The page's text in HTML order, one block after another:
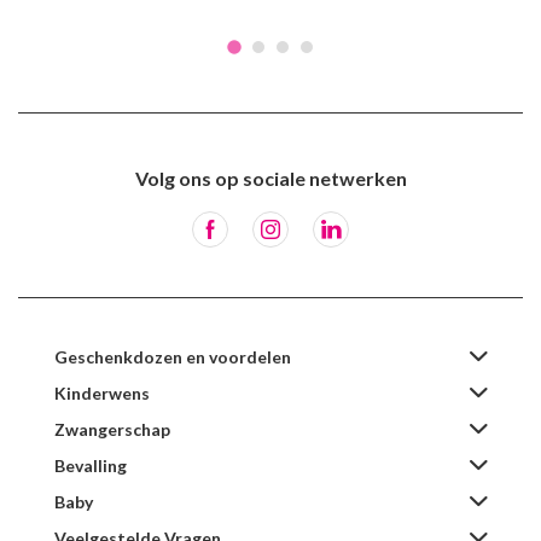
Volg ons op sociale netwerken
Geschenkdozen en voordelen
Kinderwens
Zwangerschap
Bevalling
Baby